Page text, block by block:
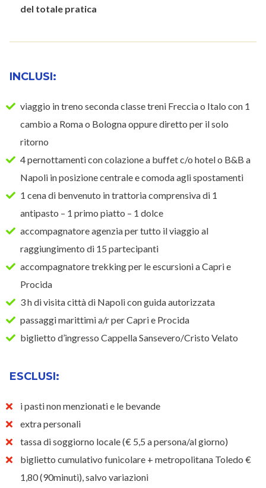
del totale pratica
INCLUSI:
viaggio in treno seconda classe treni Freccia o Italo con 1
cambio a Roma o Bologna oppure diretto per il solo
ritorno
4 pernottamenti con colazione a buffet c/o hotel o B&B a
Napoli in posizione centrale e comoda agli spostamenti
1 cena di benvenuto in trattoria comprensiva di 1
antipasto – 1 primo piatto – 1 dolce
accompagnatore agenzia per tutto il viaggio al
raggiungimento di 15 partecipanti
accompagnatore trekking per le escursioni a Capri e
Procida
3 h di visita città di Napoli con guida autorizzata
passaggi marittimi a/r per Capri e Procida
biglietto d’ingresso Cappella Sansevero/Cristo Velato
ESCLUSI:
i pasti non menzionati e le bevande
extra personali
tassa di soggiorno locale (€ 5,5 a persona/al giorno)
biglietto cumulativo funicolare + metropolitana Toledo €
1,80 (90minuti), salvo variazioni